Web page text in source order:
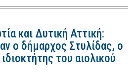
και Δυτική Αττική:
ο δήμαρχος Στυλίδας, ο
του αιολικού